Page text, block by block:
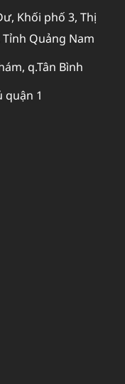
Khối phố 3, Thị
Quảng Nam
q.Tân Bình
quận 1